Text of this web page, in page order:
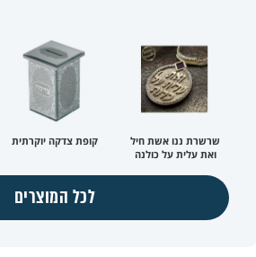
שרשרת ננו אשת חיל
ואת עלית על כולנה
קופת צדקה יוקרתית
לכל המוצרים